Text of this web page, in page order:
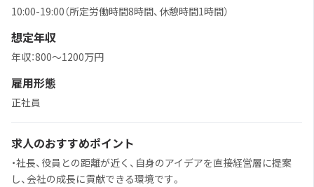
10:00-19:00（所定労働時間8時間、休憩時間1時間）
想定年収
年収：800～1200万円
雇用形態
正社員
求人のおすすめポイント
・社長、役員との距離が近く、自身のアイデアを直接経営層に提案
し、会社の成長に貢献できる環境です。